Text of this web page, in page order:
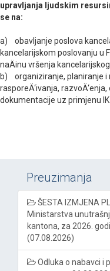
upravljanja ljudskim
se na:
a) obavljanje poslova
kancelarijskom poslovanju u
naÄinu vršenja
b) organiziranje, planiranje i
rasporeÄ‘ivanja,
dokumentacije uz primjenu
Preuzimanja
ŠESTA IZMJENA
Ministarstva
kantona, za 2026.
(07.08.2026)
Odluka o nabavci i